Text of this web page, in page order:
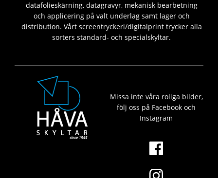
datafolieskärning, datagravyr, mekanisk bearbetning
och applicering på valt underlag samt lager och
distribution. Vårt screentryckeri/digitalprint trycker alla
sorters standard- och specialskyltar.
Missa inte våra roliga bilder,
följ oss på Facebook och
Instagram